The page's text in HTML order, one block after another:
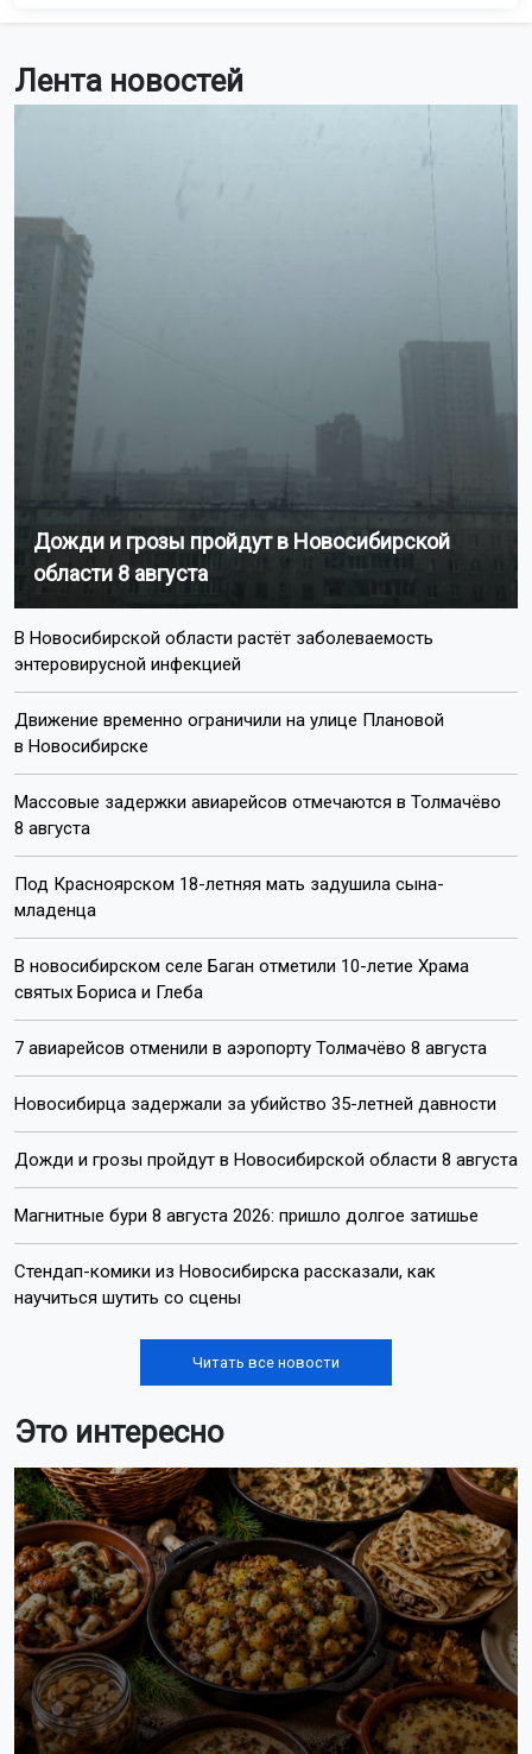
Лента новостей
Дожди и грозы пройдут в Новосибирской
области 8 августа
В Новосибирской области растёт заболеваемость
энтеровирусной инфекцией
Движение временно ограничили на улице Плановой
в Новосибирске
Массовые задержки авиарейсов отмечаются в Толмачёво
8 августа
Под Красноярском 18-летняя мать задушила сына-
младенца
В новосибирском селе Баган отметили 10-летие Храма
святых Бориса и Глеба
7 авиарейсов отменили в аэропорту Толмачёво 8 августа
Новосибирца задержали за убийство 35-летней давности
Дожди и грозы пройдут в Новосибирской области 8 августа
Магнитные бури 8 августа 2026: пришло долгое затишье
Стендап-комики из Новосибирска рассказали, как
научиться шутить со сцены
Читать все новости
Это интересно